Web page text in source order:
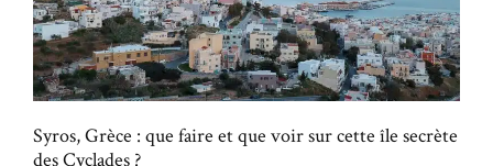
Syros, Grèce : que faire et que voir sur cette île secrète
des Cyclades ?